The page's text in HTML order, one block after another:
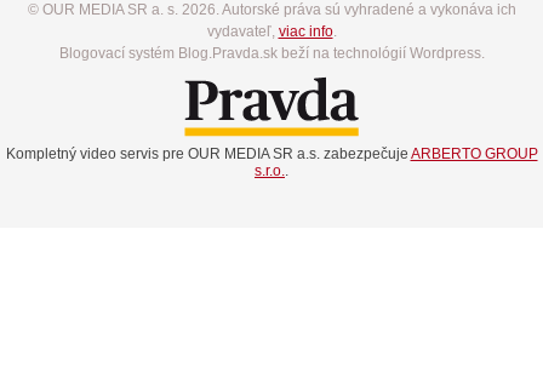
© OUR MEDIA SR a. s. 2026. Autorské práva sú vyhradené a vykonáva ich
vydavateľ, viac info.
Blogovací systém Blog.Pravda.sk beží na technológií Wordpress.
Kompletný video servis pre OUR MEDIA SR a.s. zabezpečuje ARBERTO GROUP
s.r.o..